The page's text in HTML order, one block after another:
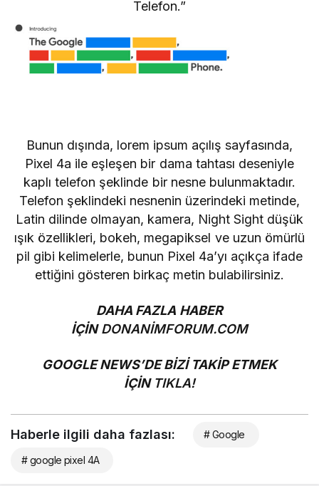
Telefon.”
Bunun dışında, lorem ipsum açılış sayfasında,
Pixel 4a ile eşleşen bir dama tahtası deseniyle
kaplı telefon şeklinde bir nesne bulunmaktadır.
Telefon şeklindeki nesnenin üzerindeki metinde,
Latin dilinde olmayan, kamera, Night Sight düşük
ışık özellikleri, bokeh, megapiksel ve uzun ömürlü
pil gibi kelimelerle, bunun Pixel 4a’yı açıkça ifade
ettiğini gösteren birkaç metin bulabilirsiniz.
DAHA FAZLA HABER
İÇİNDONANİMFORUM.COM
GOOGLE NEWS’DE BİZİ TAKİP ETMEK
İÇİN TIKLA!
Haberle ilgili daha fazlası: # Google
# google pixel 4A